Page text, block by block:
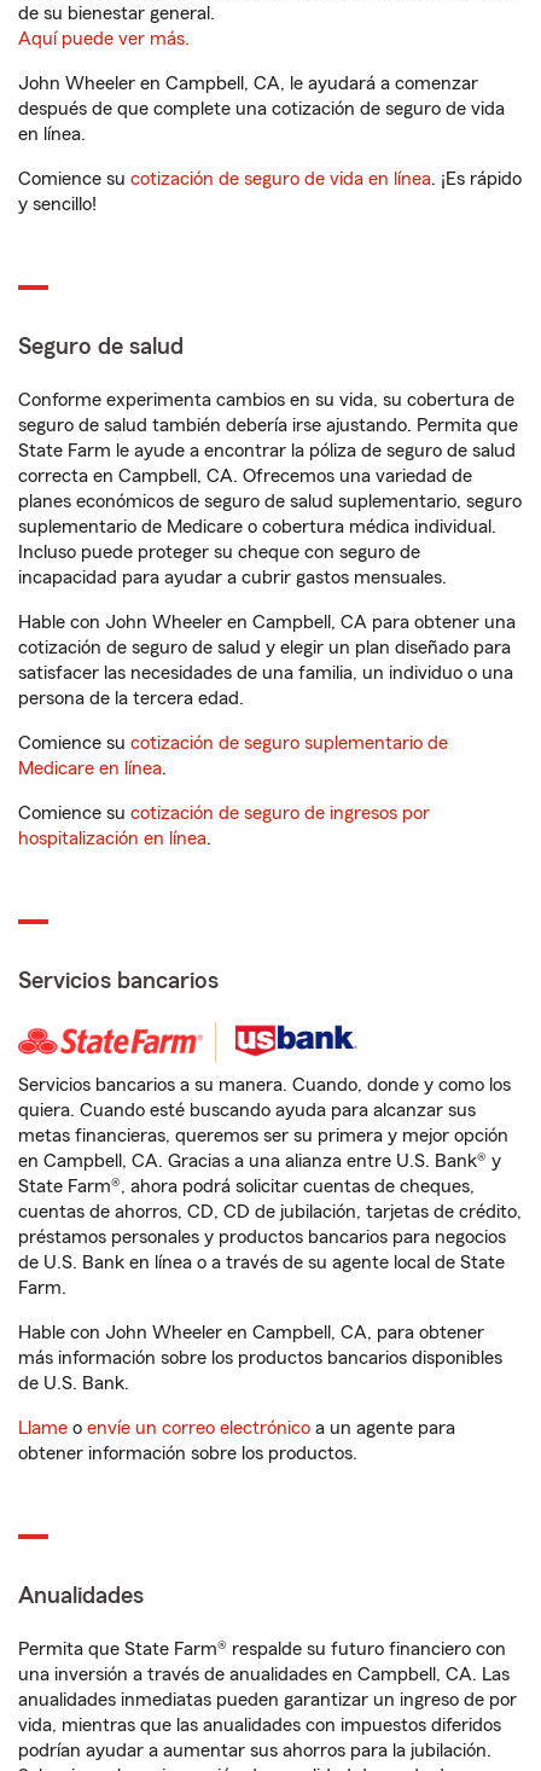
de su bienestar general.
Aquí puede ver más.
John Wheeler en Campbell, CA, le ayudará a comenzar
después de que complete una cotización de seguro de vida
en línea.
Comience su cotización de seguro de vida en línea. ¡Es rápido
y sencillo!
Seguro de salud
Conforme experimenta cambios en su vida, su cobertura de
seguro de salud también debería irse ajustando. Permita que
State Farm le ayude a encontrar la póliza de seguro de salud
correcta en Campbell, CA. Ofrecemos una variedad de
planes económicos de seguro de salud suplementario, seguro
suplementario de Medicare o cobertura médica individual.
Incluso puede proteger su cheque con seguro de
incapacidad para ayudar a cubrir gastos mensuales.
Hable con John Wheeler en Campbell, CA para obtener una
cotización de seguro de salud y elegir un plan diseñado para
satisfacer las necesidades de una familia, un individuo o una
persona de la tercera edad.
Comience su cotización de seguro suplementario de
Medicare en línea.
Comience su cotización de seguro de ingresos por
hospitalización en línea.
Servicios bancarios
Servicios bancarios a su manera. Cuando, donde y como los
quiera. Cuando esté buscando ayuda para alcanzar sus
metas financieras, queremos ser su primera y mejor opción
en Campbell, CA. Gracias a una alianza entre U.S. Bank® y
State Farm®, ahora podrá solicitar cuentas de cheques,
cuentas de ahorros, CD, CD de jubilación, tarjetas de crédito,
préstamos personales y productos bancarios para negocios
de U.S. Bank en línea o a través de su agente local de State
Farm.
Hable con John Wheeler en Campbell, CA, para obtener
más información sobre los productos bancarios disponibles
de U.S. Bank.
Llame o envíe un correo electrónico a un agente para
obtener información sobre los productos.
Anualidades
Permita que State Farm® respalde su futuro financiero con
una inversión a través de anualidades en Campbell, CA. Las
anualidades inmediatas pueden garantizar un ingreso de por
vida, mientras que las anualidades con impuestos diferidos
podrían ayudar a aumentar sus ahorros para la jubilación.